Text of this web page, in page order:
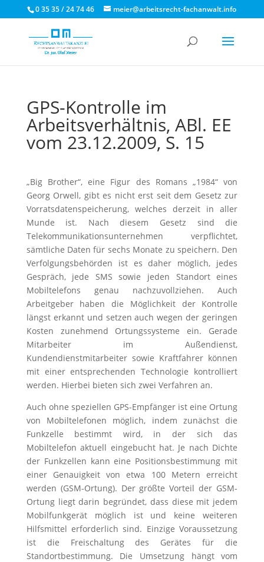
0 35 35 / 24 74 46 meier@arbeitsrecht-fachanwalt.info
GPS-Kontrolle im
Arbeitsverhältnis, ABl. EE
vom 23.12.2009, S. 15
„Big Brother“, eine Figur des Romans „1984“ von
Georg Orwell, gibt es nicht erst seit dem Gesetz zur
Vorratsdatenspeicherung, welches derzeit in aller
Munde ist. Nach diesem Gesetz sind die
Telekommunikationsunternehmen verpflichtet,
sämtliche Daten für sechs Monate zu speichern. Den
Verfolgungsbehörden ist es daher möglich, jedes
Gespräch, jede SMS sowie jeden Standort eines
Mobiltelefons genau nachzuvollziehen. Auch
Arbeitgeber haben die Möglichkeit der Kontrolle
längst erkannt und setzen auch wegen der geringen
Kosten zunehmend Ortungssysteme ein. Gerade
Mitarbeiter im Außendienst,
Kundendienstmitarbeiter sowie Kraftfahrer können
mit einer entsprechenden Technologie kontrolliert
werden. Hierbei bieten sich zwei Verfahren an.
Auch ohne speziellen GPS-Empfänger ist eine Ortung
von Mobiltelefonen möglich, indem zunächst die
Funkzelle bestimmt wird, in der sich das
Mobiltelefon aktuell eingebucht hat. Je nach Dichte
der Funkzellen kann eine Positionsbestimmung mit
einer Genauigkeit von etwa 100 Metern erreicht
werden (GSM-Ortung). Der größte Vorteil der GSM-
Ortung liegt darin begründet, dass diese mit jedem
Mobilfunkgerät möglich ist und keine weiteren
Hilfsmittel erforderlich sind. Einzige Voraussetzung
ist die Freischaltung des Gerätes für die
Standortbestimmung. Die Umsetzung hängt vom